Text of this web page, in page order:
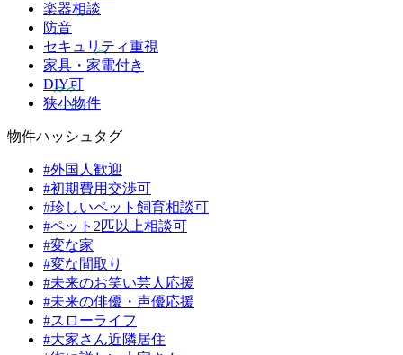
楽器相談
防音
セキュリティ重視
家具・家電付き
DIY可
狭小物件
物件ハッシュタグ
#外国人歓迎
#初期費用交渉可
#珍しいペット飼育相談可
#ペット2匹以上相談可
#変な家
#変な間取り
#未来のお笑い芸人応援
#未来の俳優・声優応援
#スローライフ
#大家さん近隣居住